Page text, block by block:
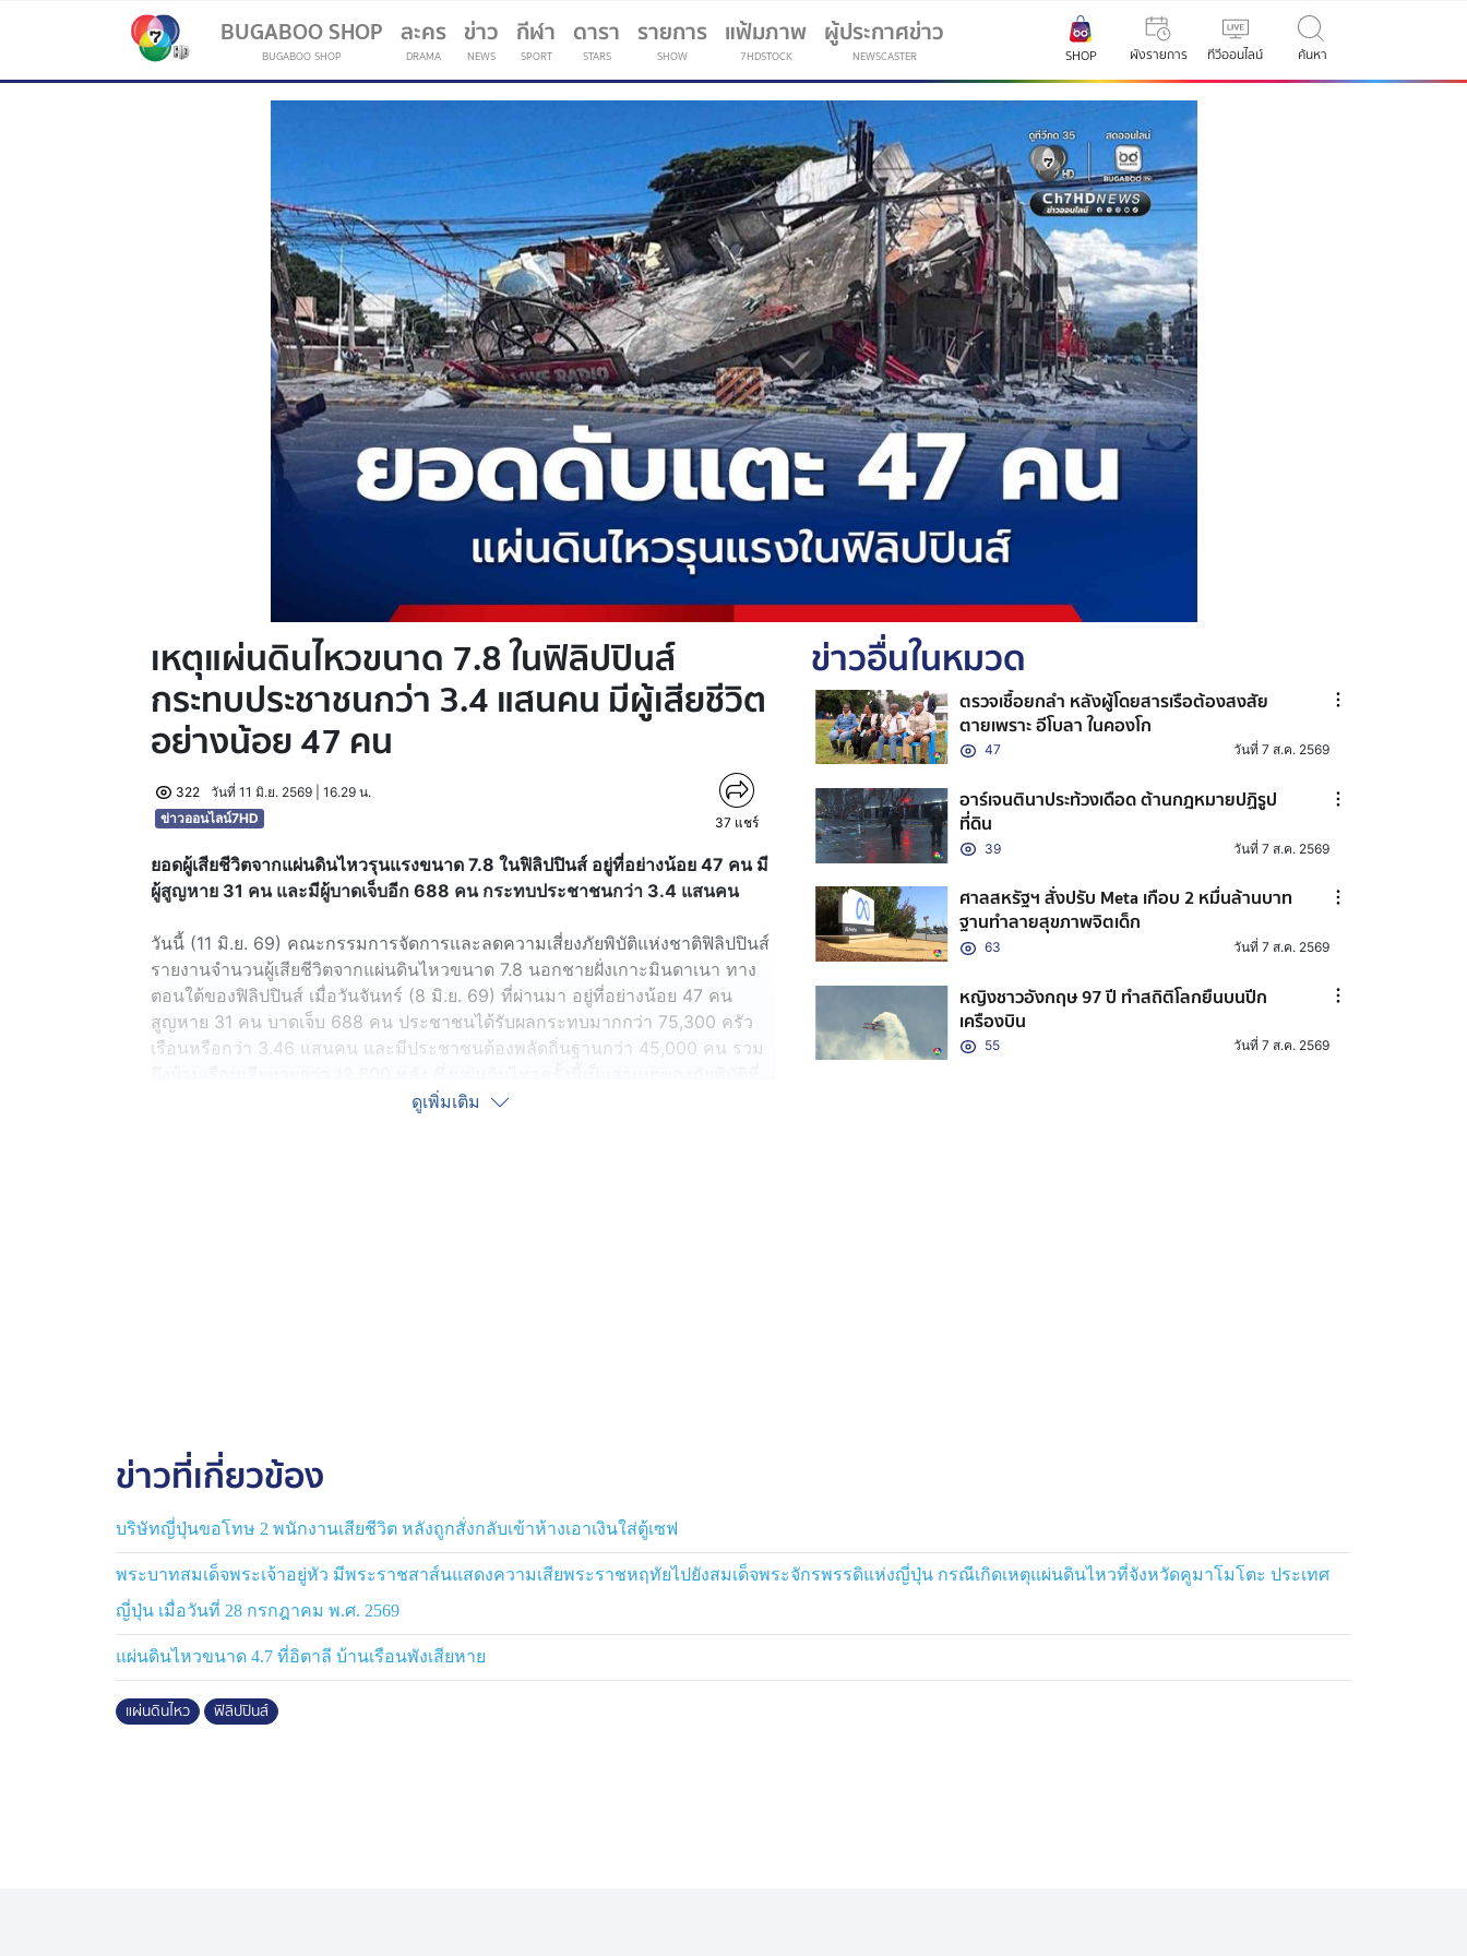
BUGABOO SHOP
BUGABOO SHOP
ละคร
DRAMA
ข่าว
NEWS
กีฬา
SPORT
(current)
ดารา
STARS
รายการ
SHOW
แฟ้มภาพ
7HDSTOCK
ผู้ประกาศข่าว
NEWSCASTER SHOP ผังรายการ ทีวีออนไลน์ ค้นหา
เหตุแผ่นดินไหวขนาด 7.8 ในฟิลิปปินส์
กระทบประชาชนกว่า 3.4 แสนคน มีผู้เสียชีวิต
อย่างน้อย 47 คน
322
วันที่ 11 มิ.ย. 2569 | 16.29 น.
ข่าวออนไลน์7HD
37 แชร์
ยอดผู้เสียชีวิตจากแผ่นดินไหวรุนแรงขนาด 7.8 ในฟิลิปปินส์ อยู่ที่อย่างน้อย 47 คน มี
ผู้สูญหาย 31 คน และมีผู้บาดเจ็บอีก 688 คน กระทบประชาชนกว่า 3.4 แสนคน
วันนี้ (11 มิ.ย. 69) คณะกรรมการจัดการและลดความเสี่ยงภัยพิบัติแห่งชาติฟิลิปปินส์
รายงานจำนวนผู้เสียชีวิตจากแผ่นดินไหวขนาด 7.8 นอกชายฝั่งเกาะมินดาเนา ทาง
ตอนใต้ของฟิลิปปินส์ เมื่อวันจันทร์ (8 มิ.ย. 69) ที่ผ่านมา อยู่ที่อย่างน้อย 47 คน
สูญหาย 31 คน บาดเจ็บ 688 คน ประชาชนได้รับผลกระทบมากกว่า 75,300 ครัว
เรือนหรือกว่า 3.46 แสนคน และมีประชาชนต้องพลัดถิ่นฐานกว่า 45,000 คน รวม
เกี่ยวข้องอีก 45 เหตุการณ์ ซึ่งส่วนใหญ่เป็นเหตุดินถล่ม
ดูเพิ่มเติม
ข่าวอื่นในหมวด
ตรวจเชื้อยกลำ หลังผู้โดยสารเรือต้องสงสัย
ตายเพราะ อีโบลา ในคองโก
47 วันที่ 7 ส.ค. 2569
อาร์เจนตินาประท้วงเดือด ต้านกฎหมายปฏิรูป
ที่ดิน
39 วันที่ 7 ส.ค. 2569
ศาลสหรัฐฯ สั่งปรับ Meta เกือบ 2 หมื่นล้านบาท
ฐานทำลายสุขภาพจิตเด็ก
63 วันที่ 7 ส.ค. 2569
หญิงชาวอังกฤษ 97 ปี ทำสถิติโลกยืนบนปีก
เครืองบิน
55 วันที่ 7 ส.ค. 2569
ข่าวที่เกี่ยวข้อง
บริษัทญี่ปุ่นขอโทษ 2 พนักงานเสียชีวิต หลังถูกสั่งกลับเข้าห้างเอาเงินใส่ตู้เซฟ
พระบาทสมเด็จพระเจ้าอยู่หัว มีพระราชสาส์นแสดงความเสียพระราชหฤทัยไปยังสมเด็จพระจักรพรรดิแห่งญี่ปุ่น กรณีเกิดเหตุแผ่นดินไหวที่จังหวัดคูมาโมโตะ ประเทศ
ญี่ปุ่น เมื่อวันที่ 28 กรกฎาคม พ.ศ. 2569
แผ่นดินไหวขนาด 4.7 ที่อิตาลี บ้านเรือนพังเสียหาย
แผ่นดินไหว ฟิลิปปินส์